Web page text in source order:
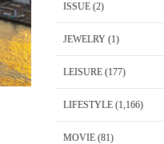
ISSUE(2)
JEWELRY(1)
LEISURE(177)
LIFESTYLE(1,166)
MOVIE(81)